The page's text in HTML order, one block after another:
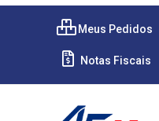
Meus Pedidos
Notas Fiscais